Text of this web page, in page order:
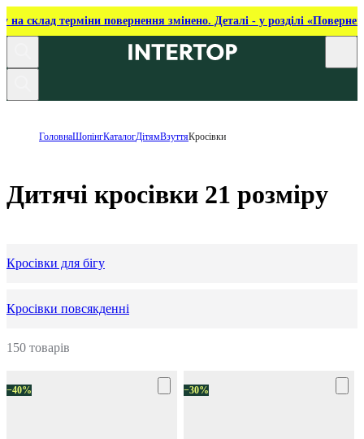
на склад терміни повернення змінено. Деталі - у розділі
ГоловнаШопінгКаталогДітямВзуттяКросівки
Дитячі кросівки 21 розміру
Кросівки для бігу
Кросівки повсякденні
150 товарів
−40% −30%